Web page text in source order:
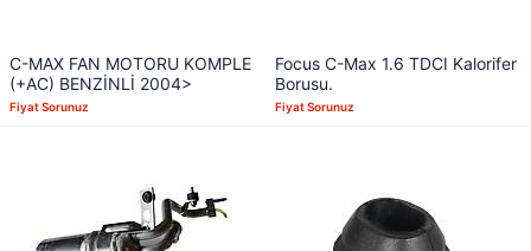
C-MAX FAN MOTORU KOMPLE
(+AC) BENZİNLİ 2004>
Fiyat Sorunuz
Focus C-Max 1.6 TDCI Kalorifer
Borusu.
Fiyat Sorunuz